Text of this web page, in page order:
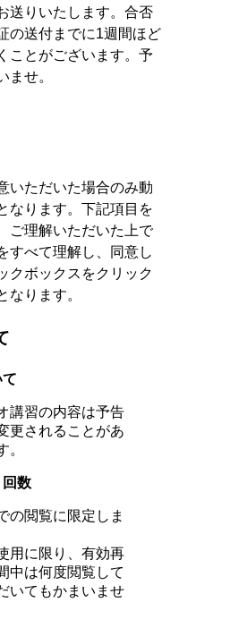
送りいたします。合否
の送付までに1週間ほど
ことがございます。予
ませ。
いただいた場合のみ動
なります。下記項目を
ご理解いただいた上で
すべて理解し、同意し
クボックスをクリック
なります。
講習の内容は予告
更されることがあ
。
回数
の閲覧に限定しま
用に限り、有効再
中は何度閲覧して
いてもかまいませ